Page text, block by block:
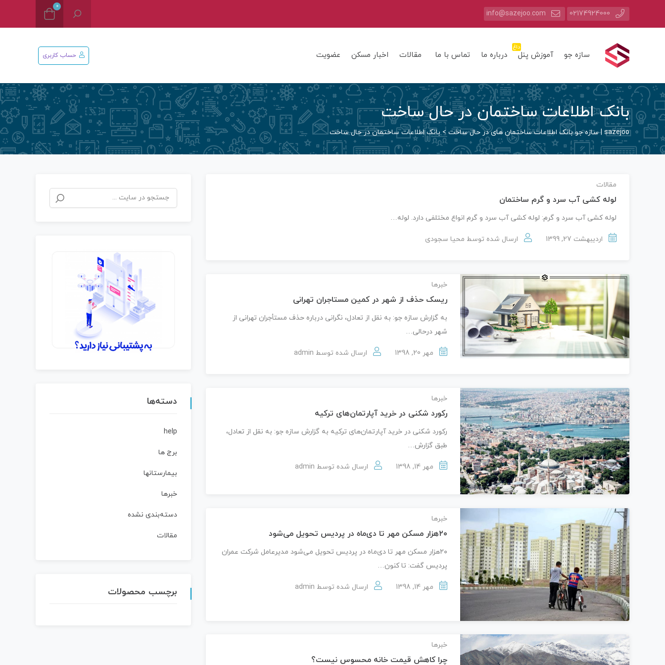
02174924000
info@sazejoo.com
0
سازه جو آموزش پنل
داغ
درباره ما تماس با ما مقالات اخبار مسکن عضویت حساب کاربری
بانک اطلاعات ساختمان در حال ساخت
sazejoo | سازه جو بانک اطلاعات ساختمان های در حال ساخت >بانک اطلاعات ساختمان در حال ساخت
مقالات
لوله کشی آب سرد و گرم ساختمان
لوله کشی آب سرد و گرم: لوله کشی آب سرد و گرم انواع مختلفی دارد. لوله…
اردیبهشت 27, 1399 ارسال شده توسط محیا سجودی
خبرها
ریسک حذف از شهر در کمین مستاجران تهرانی
به گزارش سازه جو: به نقل از تعادل، نگرانی درباره حذف مستأجران تهرانی از
شهر درحالی…
مهر 20, 1398 ارسال شده توسط admin
خبرها
رکورد شکنی در خرید آپارتمان‌های ترکیه
رکورد شکنی در خرید آپارتمان‌های ترکیه به گزارش سازه جو: به نقل از تعادل،
طبق گزارش…
مهر 14, 1398 ارسال شده توسط admin
خبرها
۲۰هزار مسکن مهر تا دی‌ماه در پردیس تحویل می‌شود
۲۰هزار مسکن مهر تا دی‌ماه در پردیس تحویل می‌شود مدیرعامل شرکت عمران
پردیس گفت: تا کنون…
مهر 14, 1398 ارسال شده توسط admin
خبرها
چرا کاهش قیمت خانه محسوس نیست؟
دسته‌ها
help
برج ها
بیمارستانها
خبرها
دسته‌بندی نشده
مقالات
برچسب محصولات